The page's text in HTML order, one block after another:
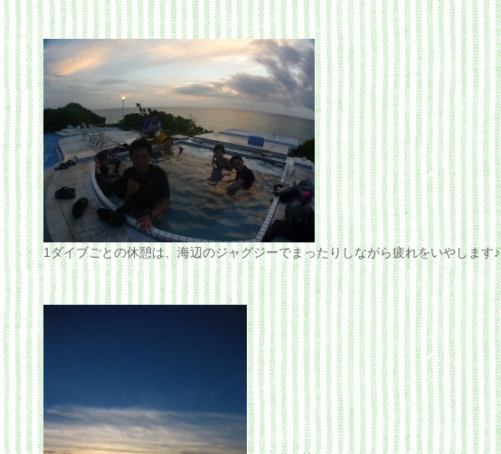
1ダイブごとの休憩は、海辺のジャグジーでまったりしながら疲れをいやします♪